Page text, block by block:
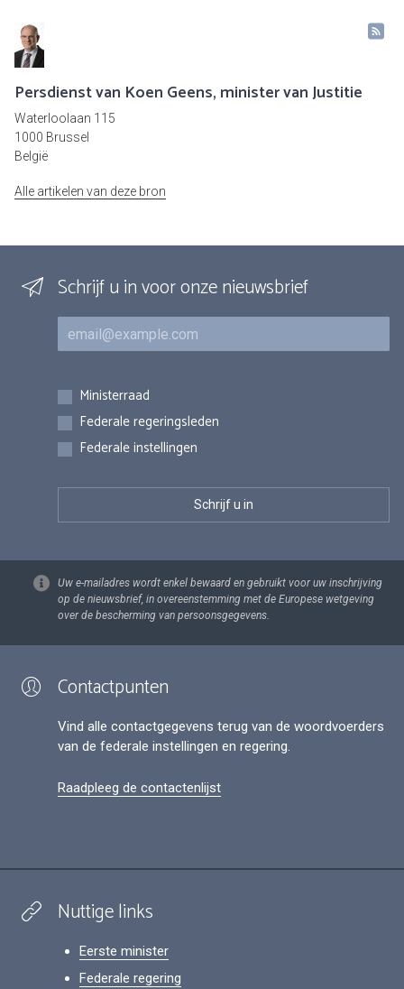
Persdienst van Koen Geens, minister van Justitie
Waterloolaan 115
1000 Brussel
België
Alle artikelen van deze bron
Schrijf u in voor onze nieuwsbrief
E-mail
Inschrijvingen
Ministerraad
Federale regeringsleden
Federale instellingen
Uw e-mailadres wordt enkel bewaard en gebruikt voor uw inschrijving
op de nieuwsbrief, in overeenstemming met de Europese wetgeving
over de bescherming van persoonsgegevens.
Contactpunten
Vind alle contactgegevens terug van de woordvoerders
van de federale instellingen en regering.
Raadpleeg de contactenlijst
Nuttige links
Eerste minister
Federale regering